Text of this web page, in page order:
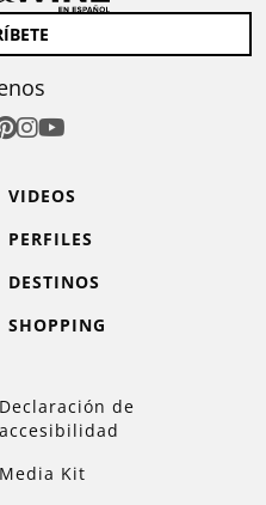
VIDEOS
PERFILES
DESTINOS
SHOPPING
Declaración de
accesibilidad
Media Kit